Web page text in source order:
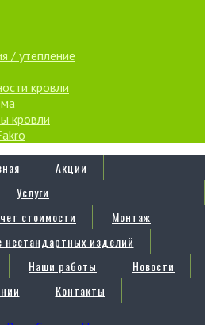
/ утепление
кровли
кровли
Акции
Услуги
стоимости
Монтаж
нестандартных изделий
Наши работы
Новости
Контакты